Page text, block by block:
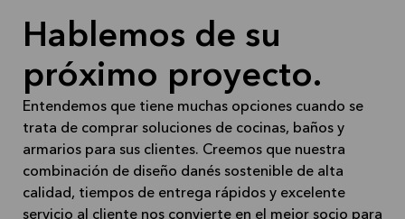
Hablemos de su
próximo proyecto.
Entendemos que tiene muchas opciones cuando se
trata de comprar soluciones de cocinas, baños y
armarios para sus clientes. Creemos que nuestra
combinación de diseño danés sostenible de alta
calidad, tiempos de entrega rápidos y excelente
servicio al cliente nos convierte en el mejor socio para